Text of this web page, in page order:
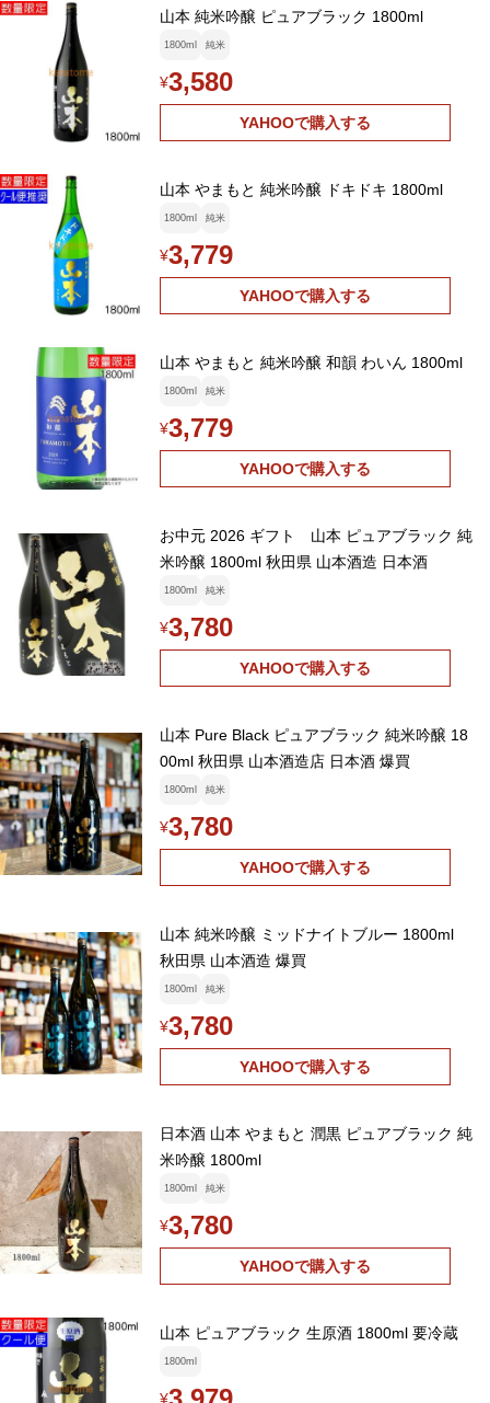
山本 純米吟醸 ピュアブラック 1800ml
1800ml 純米
¥3,580
YAHOOで購入する
山本 やまもと 純米吟醸 ドキドキ 1800ml
1800ml 純米
¥3,779
YAHOOで購入する
山本 やまもと 純米吟醸 和韻 わいん 1800ml
1800ml 純米
¥3,779
YAHOOで購入する
お中元 2026 ギフト 山本 ピュアブラック 純
米吟醸 1800ml 秋田県 山本酒造 日本酒
1800ml 純米
¥3,780
YAHOOで購入する
山本 Pure Black ピュアブラック 純米吟醸 18
00ml 秋田県 山本酒造店 日本酒 爆買
1800ml 純米
¥3,780
YAHOOで購入する
山本 純米吟醸 ミッドナイトブルー 1800ml
秋田県 山本酒造 爆買
1800ml 純米
¥3,780
YAHOOで購入する
日本酒 山本 やまもと 潤黒 ピュアブラック 純
米吟醸 1800ml
1800ml 純米
¥3,780
YAHOOで購入する
山本 ピュアブラック 生原酒 1800ml 要冷蔵
1800ml
¥